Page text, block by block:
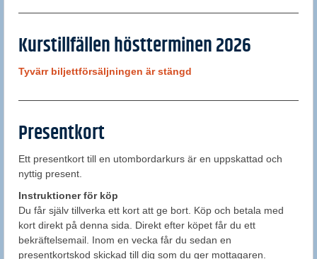
Kurstillfällen höstterminen 2026
Tyvärr biljettförsäljningen är stängd
Presentkort
Ett presentkort till en utombordarkurs är en uppskattad och
nyttig present.
Instruktioner för köp
Du får själv tillverka ett kort att ge bort. Köp och betala med
kort direkt på denna sida. Direkt efter köpet får du ett
bekräftelsemail. Inom en vecka får du sedan en
presentkortskod skickad till dig som du ger mottagaren.